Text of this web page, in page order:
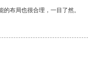
布局也很合理，一目了然。